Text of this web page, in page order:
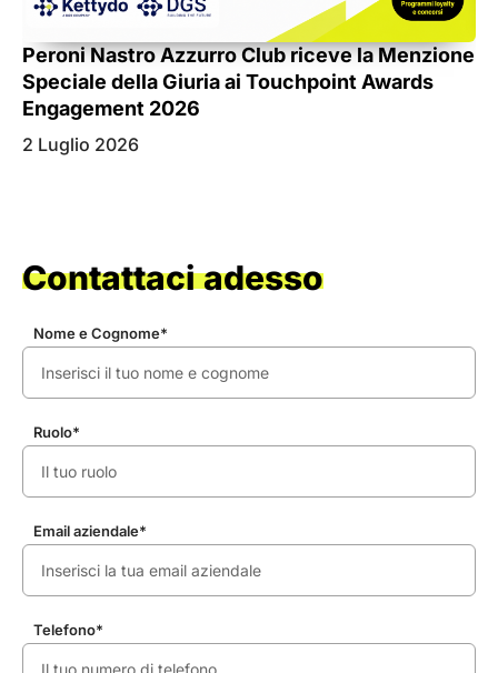
Peroni Nastro Azzurro Club riceve la Menzione
Speciale della Giuria ai Touchpoint Awards
Engagement 2026
2 Luglio 2026
Contattaci adesso
Nome e Cognome*
Ruolo*
Email aziendale*
Telefono*